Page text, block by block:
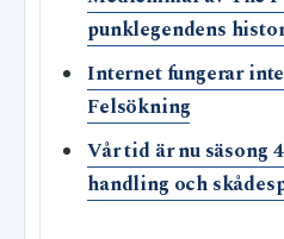
punklegendens
Internet fungerar
Felsökning
Vår tid är nu säsong
handling och